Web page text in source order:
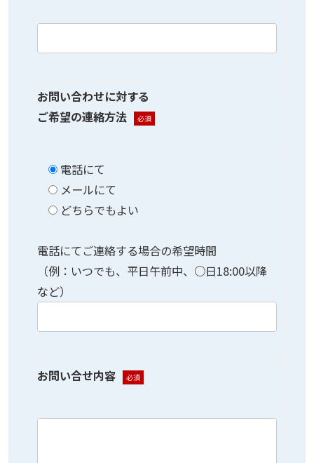
お問い合わせに対する
ご希望の連絡方法
必須
電話にて
メールにて
どちらでもよい
電話にてご連絡する場合の希望時間
（例：いつでも、平日午前中、○日18:00以降
など）
お問い合せ内容 必須